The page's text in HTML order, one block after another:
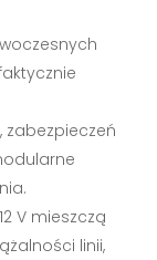
, zabezpieczeń
V mieszczą
linii,